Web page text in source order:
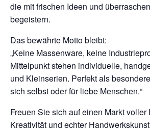
die mit frischen Ideen und
begeistern.
Das bewährte Motto bleibt:
„Keine Massenware, keine
Mittelpunkt stehen individuelle,
und Kleinserien. Perfekt als
sich selbst oder für liebe Menschen.“
Freuen Sie sich auf einen Markt voller
Kreativität und echter